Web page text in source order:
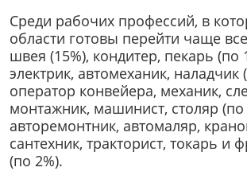
Среди рабочих профессий, в
области готовы перейти чаще
швея (15%), кондитер, пекарь (по
электрик, автомеханик, наладчик
оператор конвейера, механик,
монтажник, машинист, столяр
авторемонтник, автомаляр,
сантехник, тракторист, токарь и
(по 2%).